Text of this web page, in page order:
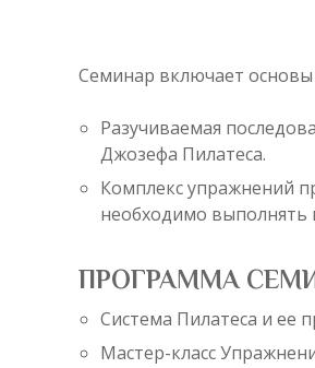
Семинар включает
Разучиваемая
Джозефа Пилатеса.
Комплекс упражнений
необходимо выполнять
ПРОГРАММА
Система Пилатеса и ее
Мастер-класс